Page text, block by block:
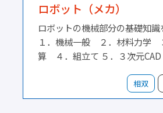
ロボット（メカ）
ロボットの機械部分の基礎知識
１．機械一般 ２．材料力学
算 ４．組立て ５．３次元
相双